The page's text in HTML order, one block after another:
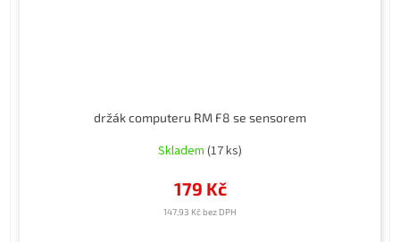
držák computeru RM F8 se sensorem
Skladem (17 ks)
147,93 Kč bez DPH
179 Kč